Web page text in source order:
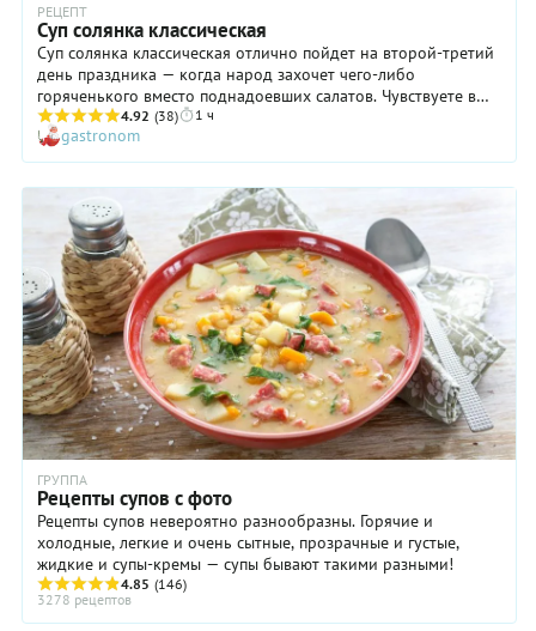
РЕЦЕПТ
Суп солянка классическая
Суп солянка классическая отлично пойдет на второй-третий
день праздника — когда народ захочет чего-либо
горяченького вместо поднадоевших салатов. Чувствуете в
себе силы выполнить это пожелание? Тогда вперед! Кстати,
приготовление солянки поможет вам реализовать остатки
мясной нарезки, которая выглядит не лучшим образом и
вряд ли будет съедена в чистом виде. В идеале бульон
требует неспешного вдумчиваого приготовления и
правильного набора мяса на кости, но, согласитесь, вряд ли
вам захочется этим заниматься 1 или 2 января. Поэтому
варим бульон из того, что есть (или, может, у вас найдется
замороженный) и готовим суп солянку классическую по
нашему выверенному рецепту!
4.92 (38) 1 ч
gastronom
ГРУППА
Рецепты супов с фото
Рецепты супов невероятно разнообразны. Горячие и
холодные, легкие и очень сытные, прозрачные и густые,
жидкие и супы-кремы — супы бывают такими разными!
4.85 (146)
3278 рецептов